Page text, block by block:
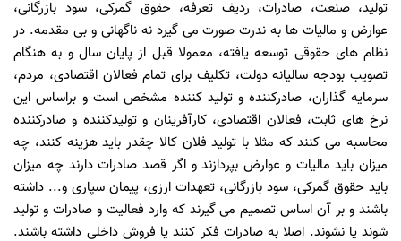
تولید، صنعت، صادرات، ردیف تعرفه، حقوق گمرکی، سود بازرگانی،
عوارض و مالیات ها به ندرت صورت می گیرد نه ناگهانی و بی مقدمه. در
نظام های حقوقی توسعه یافته، معمولا قبل از پایان سال و به هنگام
تصویب بودجه سالیانه دولت، تکلیف برای تمام فعالان اقتصادی، مردم،
سرمایه گذاران، صادرکننده و تولید کننده مشخص است و براساس این
نرخ های ثابت، فعالان اقتصادی، کارآفرینان و تولیدکننده و صادرکننده
محاسبه می کنند که مثلا با تولید فلان کالا چقدر باید هزینه کنند، چه
میزان باید مالیات و عوارض بپردازند و اگر قصد صادرات دارند چه میزان
باید حقوق گمرکی، سود بازرگانی، تعهدات ارزی، پیمان سپاری و... داشته
باشند و بر آن اساس تصمیم می گیرند که وارد فعالیت و صادرات و تولید
شوند یا نشوند. اصلا به صادرات فکر کنند یا فروش داخلی داشته باشند.